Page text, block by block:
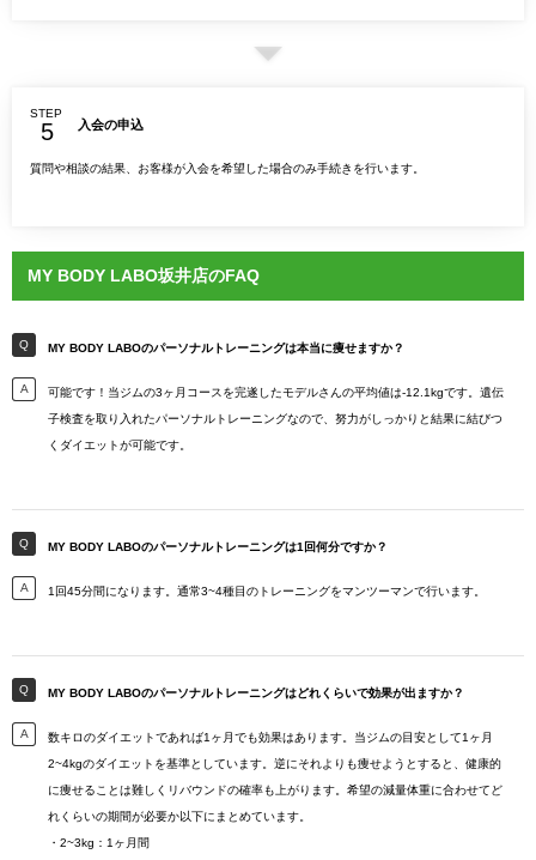
STEP
入会の申込
質問や相談の結果、お客様が入会を希望した場合のみ手続きを行います。
MY BODY LABO坂井店のFAQ
MY BODY LABOのパーソナルトレーニングは本当に痩せますか？
可能です！当ジムの3ヶ月コースを完遂したモデルさんの平均値は-12.1kgです。遺伝
子検査を取り入れたパーソナルトレーニングなので、努力がしっかりと結果に結びつ
くダイエットが可能です。
MY BODY LABOのパーソナルトレーニングは1回何分ですか？
1回45分間になります。通常3~4種目のトレーニングをマンツーマンで行います。
MY BODY LABOのパーソナルトレーニングはどれくらいで効果が出ますか？
数キロのダイエットであれば1ヶ月でも効果はあります。当ジムの目安として1ヶ月
2~4kgのダイエットを基準としています。逆にそれよりも痩せようとすると、健康的
に痩せることは難しくリバウンドの確率も上がります。希望の減量体重に合わせてど
れくらいの期間が必要か以下にまとめています。
・2~3kg：1ヶ月間